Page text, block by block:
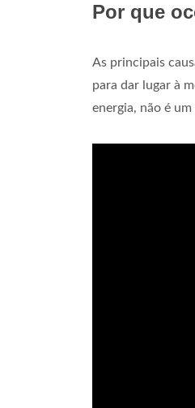
Por que
As principais
para dar lugar à
energia, não é